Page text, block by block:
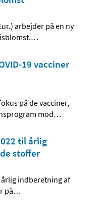
arbejder på en ny
…
19 vacciner
på de vacciner,
mod…
til årlig
stoffer
indberetning af
på…